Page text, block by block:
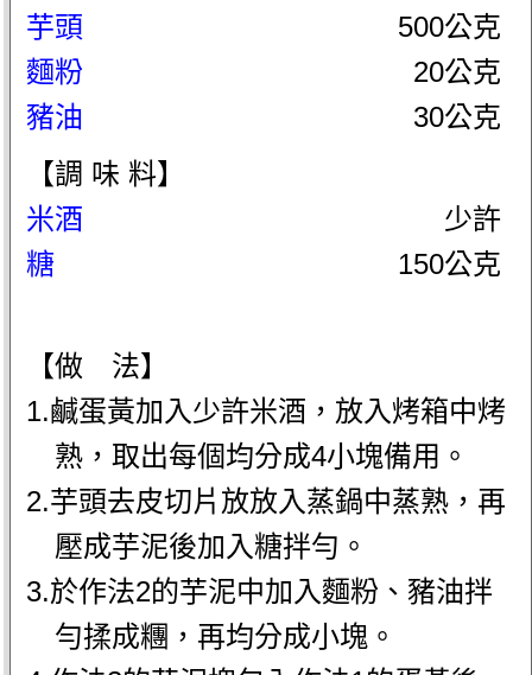
芋頭
500公克
麵粉
20公克
豬油
30公克
【調 味 料】
米酒
少許
糖
150公克
【做 法】
1.鹹蛋黃加入少許米酒，放入烤箱中烤
熟，取出每個均分成4小塊備用。
2.芋頭去皮切片放放入蒸鍋中蒸熟，再
壓成芋泥後加入糖拌勻。
3.於作法2的芋泥中加入麵粉、豬油拌
勻揉成糰，再均分成小塊。